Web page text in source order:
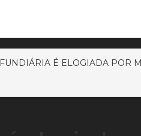
É ELOGIADA POR